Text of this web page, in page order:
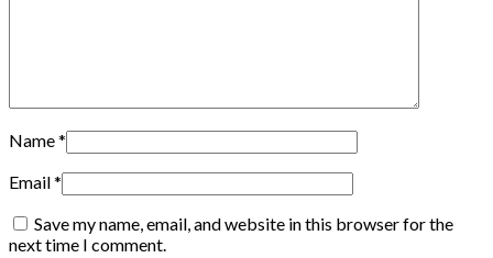
Name*
Email*
Save my name, email, and website in this browser for the
next time I comment.